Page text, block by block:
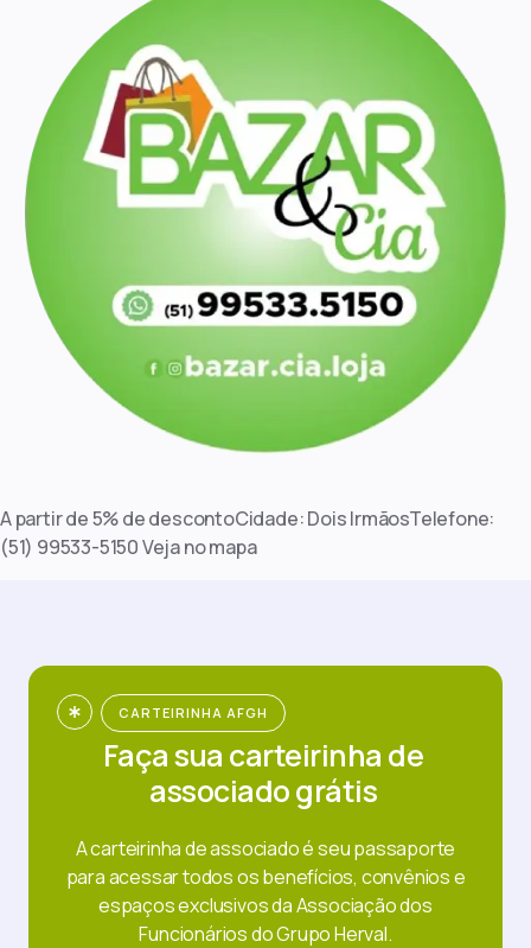
A partir de 5% de descontoCidade: Dois IrmãosTelefone:
(51) 99533-5150 Veja no mapa
CARTEIRINHA AFGH
Faça sua carteirinha de
associado grátis
A carteirinha de associado é seu passaporte
para acessar todos os benefícios, convênios e
espaços exclusivos da Associação dos
Funcionários do Grupo Herval.